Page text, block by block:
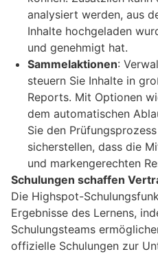
analysiert werden, aus
Inhalte hochgeladen
und genehmigt hat.
Sammelaktionen:
steuern Sie Inhalte in
Reports. Mit Optionen
dem automatischen
Sie den
sicherstellen, dass die
und markengerechten
Schulungen schaffen
Die Highspot-
Ergebnisse des Lernens,
Schulungsteams
offizielle Schulungen zur